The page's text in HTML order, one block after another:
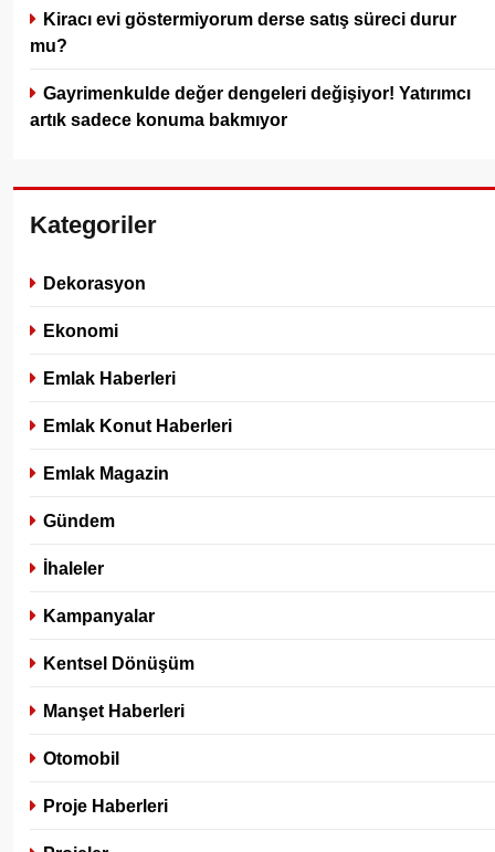
Kiracı evi göstermiyorum derse satış süreci durur
mu?
Gayrimenkulde değer dengeleri değişiyor! Yatırımcı
artık sadece konuma bakmıyor
Kategoriler
Dekorasyon
Ekonomi
Emlak Haberleri
Emlak Konut Haberleri
Emlak Magazin
Gündem
İhaleler
Kampanyalar
Kentsel Dönüşüm
Manşet Haberleri
Otomobil
Proje Haberleri